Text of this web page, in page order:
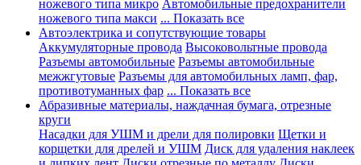
ножевого типа микро Автомобильные предохранители
ножевого типа макси ... Показать все
Автоэлектрика и сопутствующие товары
Аккумуляторные провода Высоковольтные провода
Разъемы автомобильные Разъемы автомобильные
межжгутовые Разъемы для автомобильных ламп, фар,
противотуманных фар ... Показать все
Абразивные материалы, наждачная бумага, отрезные
круги
Насадки для УШМ и дрели для полировки Щетки и
корщетки для дрелей и УШМ Диск для удаления наклеек